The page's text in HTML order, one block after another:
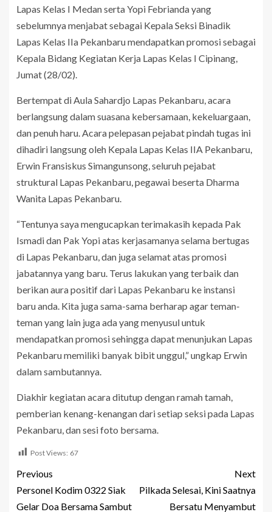
Lapas Kelas I Medan serta Yopi Febrianda yang
sebelumnya menjabat sebagai Kepala Seksi Binadik
Lapas Kelas IIa Pekanbaru mendapatkan promosi sebagai
Kepala Bidang Kegiatan Kerja Lapas Kelas I Cipinang,
Jumat (28/02).
Bertempat di Aula Sahardjo Lapas Pekanbaru, acara
berlangsung dalam suasana kebersamaan, kekeluargaan,
dan penuh haru. Acara pelepasan pejabat pindah tugas ini
dihadiri langsung oleh Kepala Lapas Kelas IIA Pekanbaru,
Erwin Fransiskus Simangunsong, seluruh pejabat
struktural Lapas Pekanbaru, pegawai beserta Dharma
Wanita Lapas Pekanbaru.
“Tentunya saya mengucapkan terimakasih kepada Pak
Ismadi dan Pak Yopi atas kerjasamanya selama bertugas
di Lapas Pekanbaru, dan juga selamat atas promosi
jabatannya yang baru. Terus lakukan yang terbaik dan
berikan aura positif dari Lapas Pekanbaru ke instansi
baru anda. Kita juga sama-sama berharap agar teman-
teman yang lain juga ada yang menyusul untuk
mendapatkan promosi sehingga dapat menunjukan Lapas
Pekanbaru memiliki banyak bibit unggul,” ungkap Erwin
dalam sambutannya.
Diakhir kegiatan acara ditutup dengan ramah tamah,
pemberian kenang-kenangan dari setiap seksi pada Lapas
Pekanbaru, dan sesi foto bersama.
Post Views: 67
Previous
Personel Kodim 0322 Siak
Gelar Doa Bersama Sambut
Next
Pilkada Selesai, Kini Saatnya
Bersatu Menyambut